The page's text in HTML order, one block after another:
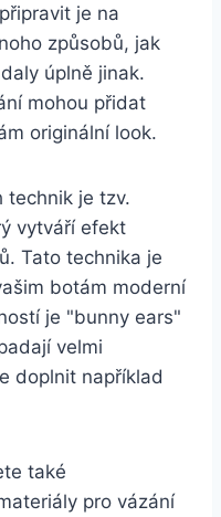
je na
způsobů, jak
úplně jinak.
mohou přidat
originální look.
technik je tzv.
vytváří efekt
⁢Tato technika je
botám moderní
je "bunny ears"
velmi
doplnit například
také
pro vázání